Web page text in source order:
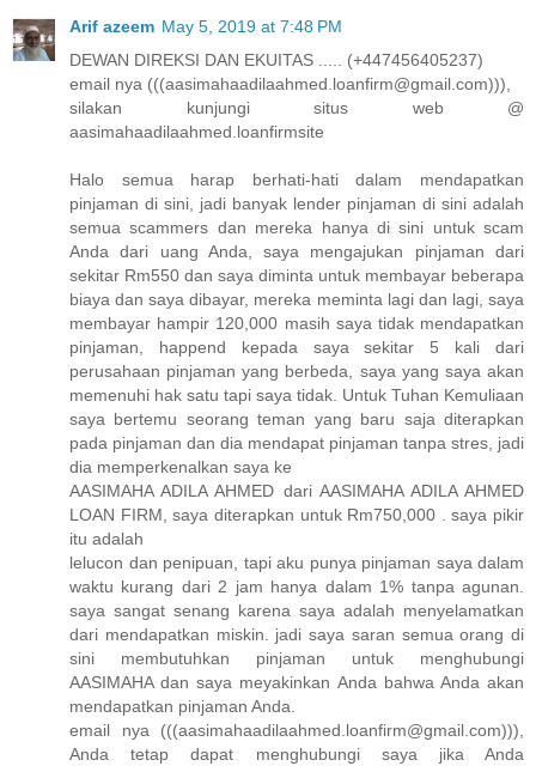
Arif azeem May 5, 2019 at 7:48 PM
DEWAN DIREKSI DAN EKUITAS ..... (+447456405237)
email nya (((aasimahaadilaahmed.loanfirm@gmail.com))),
silakan kunjungi situs web @
aasimahaadilaahmed.loanfirmsite
Halo semua harap berhati-hati dalam mendapatkan
pinjaman di sini, jadi banyak lender pinjaman di sini adalah
semua scammers dan mereka hanya di sini untuk scam
Anda dari uang Anda, saya mengajukan pinjaman dari
sekitar Rm550 dan saya diminta untuk membayar beberapa
biaya dan saya dibayar, mereka meminta lagi dan lagi, saya
membayar hampir 120,000 masih saya tidak mendapatkan
pinjaman, happend kepada saya sekitar 5 kali dari
perusahaan pinjaman yang berbeda, saya yang saya akan
memenuhi hak satu tapi saya tidak. Untuk Tuhan Kemuliaan
saya bertemu seorang teman yang baru saja diterapkan
pada pinjaman dan dia mendapat pinjaman tanpa stres, jadi
dia memperkenalkan saya ke
AASIMAHA ADILA AHMED dari AASIMAHA ADILA AHMED
LOAN FIRM, saya diterapkan untuk Rm750,000 . saya pikir
itu adalah
lelucon dan penipuan, tapi aku punya pinjaman saya dalam
waktu kurang dari 2 jam hanya dalam 1% tanpa agunan.
saya sangat senang karena saya adalah menyelamatkan
dari mendapatkan miskin. jadi saya saran semua orang di
sini membutuhkan pinjaman untuk menghubungi
AASIMAHA dan saya meyakinkan Anda bahwa Anda akan
mendapatkan pinjaman Anda.
email nya (((aasimahaadilaahmed.loanfirm@gmail.com))),
Anda tetap dapat menghubungi saya jika Anda